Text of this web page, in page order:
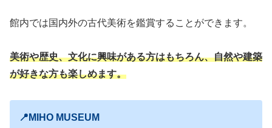
館内では国内外の古代美術を鑑賞することができます。
美術や歴史、文化に興味がある方はもちろん、自然や建築
が好きな方も楽しめます。
📍MIHO MUSEUM